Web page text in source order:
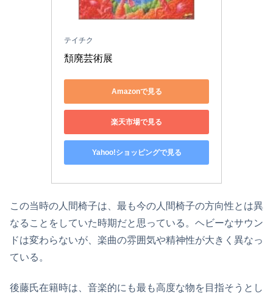
テイチク
頽廃芸術展
Amazonで見る
楽天市場で見る
Yahoo!ショッピングで見る
この当時の人間椅子は、最も今の人間椅子の方向性とは異
なることをしていた時期だと思っている。ヘビーなサウン
ドは変わらないが、楽曲の雰囲気や精神性が大きく異なっ
ている。
後藤氏在籍時は、音楽的にも最も高度な物を目指そうとし